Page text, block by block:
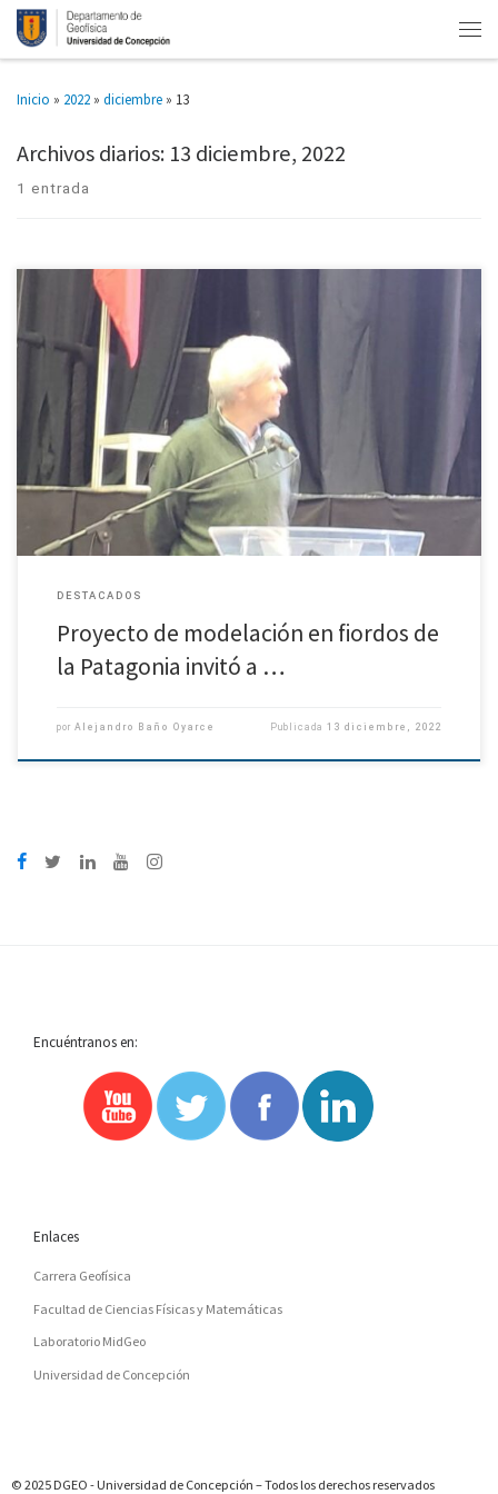
Inicio » 2022 » diciembre » 13
Archivos diarios: 13 diciembre, 2022
1 entrada
Una especial visita de intercambio científico y académico realizó a Chile el
investigador noruego Lars Asplin, del Institute of Marine Reserch, de
Noruega, gracias al financiamiento del proyecto Fondecyt Regular […]
DESTACADOS
Proyecto de modelación en fiordos de
la Patagonia invitó a …
por Alejandro Baño Oyarce Publicada13 diciembre, 2022
Encuéntranos en:
Enlaces
Carrera Geofísica
Facultad de Ciencias Físicas y Matemáticas
Laboratorio MidGeo
Universidad de Concepción